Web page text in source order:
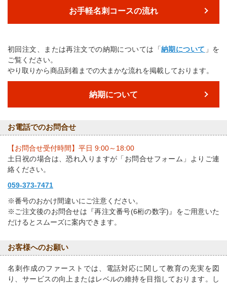
お手軽名刺コースの流れ
初回注文、または再注文での納期については「納期について 」を
ご覧ください。
やり取りから商品到着までの大まかな流れを掲載しております。
納期について
お電話でのお問合せ
【お問合せ受付時間】平日 9:00～18:00
土日祝の場合は、恐れ入りますが「お問合せフォーム」よりご連
絡ください。
059-373-7471
※番号のおかけ間違いにご注意ください。
※ご注文後のお問合せは『再注文番号(6桁の数字)』をご用意いた
だけるとスムーズに案内できます。
お客様へのお願い
名刺作成のファーストでは、電話対応に関して教育の充実を図
り、サービスの向上またはレベルの維持を目指しております。し